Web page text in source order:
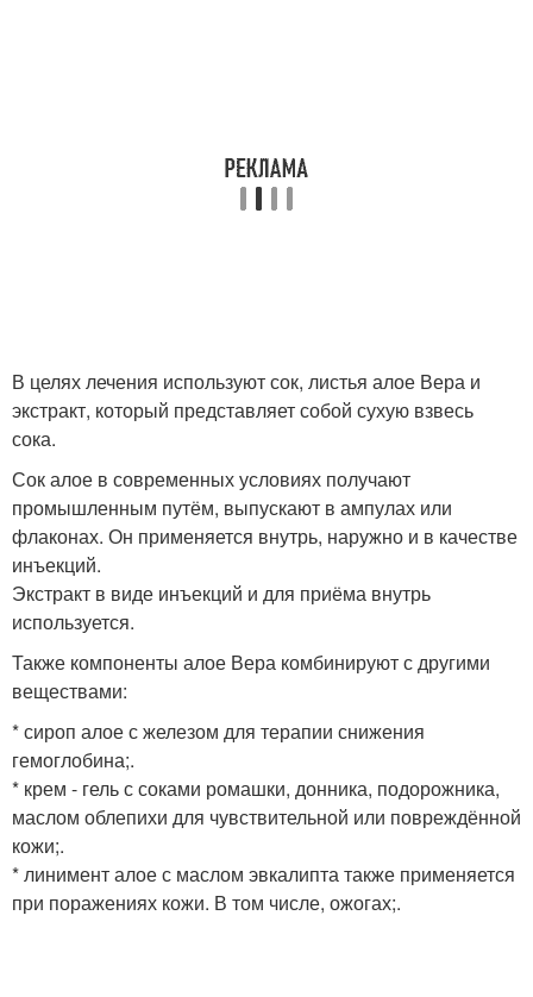
В целях лечения используют сок, листья алое Вера и
экстракт, который представляет собой сухую взвесь
сока.
Сок алое в современных условиях получают
промышленным путём, выпускают в ампулах или
флаконах. Он применяется внутрь, наружно и в качестве
инъекций.
Экстракт в виде инъекций и для приёма внутрь
используется.
Также компоненты алое Вера комбинируют с другими
веществами:
* сироп алое с железом для терапии снижения
гемоглобина;.
* крем - гель с соками ромашки, донника, подорожника,
маслом облепихи для чувствительной или повреждённой
кожи;.
* линимент алое с маслом эвкалипта также применяется
при поражениях кожи. В том числе, ожогах;.